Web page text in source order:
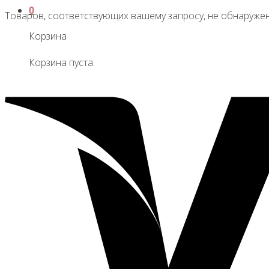
0
Корзина
Корзина пуста.
Товаров, соответствующих вашему запросу, не